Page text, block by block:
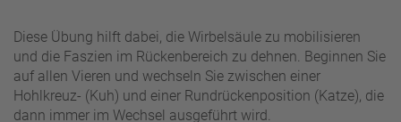
Diese Übung hilft dabei, die Wirbelsäule zu mobilisieren
und die Faszien im Rückenbereich zu dehnen. Beginnen Sie
auf allen Vieren und wechseln Sie zwischen einer
Hohlkreuz- (Kuh) und einer Rundrückenposition (Katze), die
dann immer im Wechsel ausgeführt wird.